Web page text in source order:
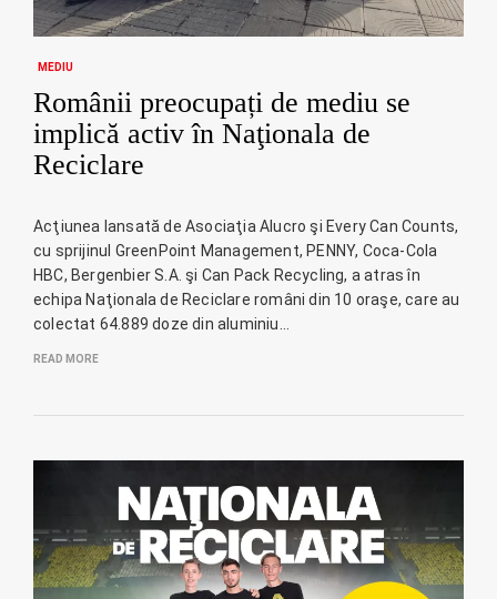
MEDIU
Românii preocupați de mediu se
implică activ în Naţionala de
Reciclare
Acţiunea lansată de Asociaţia Alucro şi Every Can Counts,
cu sprijinul GreenPoint Management, PENNY, Coca-Cola
HBC, Bergenbier S.A. şi Can Pack Recycling, a atras în
echipa Naţionala de Reciclare români din 10 oraşe, care au
colectat 64.889 doze din aluminiu…
READ MORE